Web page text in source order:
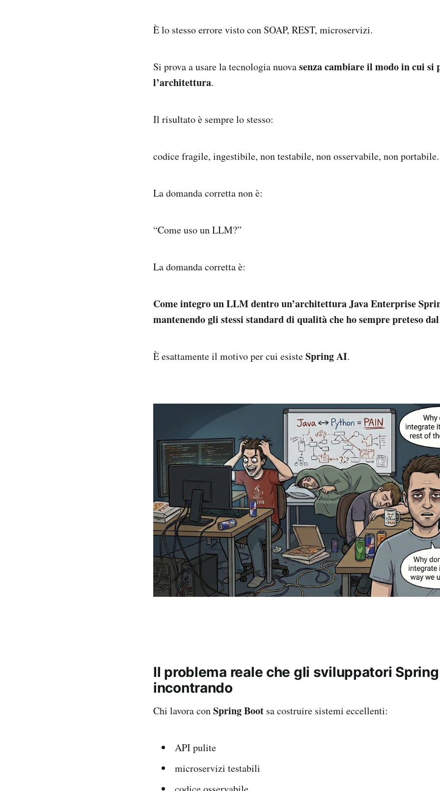
È lo stesso errore visto con SOAP, REST, microservizi.
Si prova a usare la tecnologia nuovasenza cambiare il modo in cui si
l’architettura.
Il risultato è sempre lo stesso:
codice fragile, ingestibile, non testabile, non osservabile, non portabile.
La domanda corretta non è:
“Come uso un LLM?”
La domanda corretta è:
Come integro un LLM dentro un’architettura Java Enterprise
mantenendo gli stessi standard di qualità che ho sempre preteso
È esattamente il motivo per cui esisteSpring AI.
Il problema reale che gli sviluppatori
incontrando
Chi lavora conSpring Boot sa costruire sistemi eccellenti:
API pulite
microservizi testabili